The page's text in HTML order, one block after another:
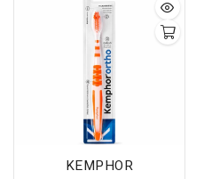
favoriser une haleine
fraîche.
KEMPHOR